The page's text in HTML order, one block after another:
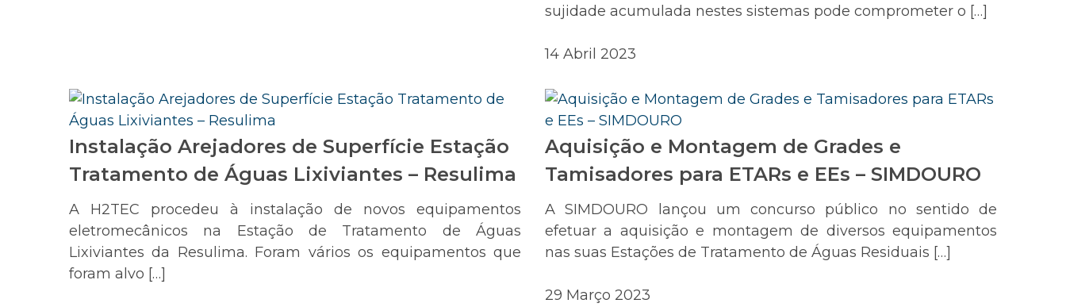
sujidade acumulada nestes sistemas pode comprometer o […]
14 Abril 2023
Instalação Arejadores de Superfície Estação
Tratamento de Águas Lixiviantes – Resulima
A H2TEC procedeu à instalação de novos equipamentos
eletromecânicos na Estação de Tratamento de Águas
Lixiviantes da Resulima. Foram vários os equipamentos que
foram alvo […]
Aquisição e Montagem de Grades e
Tamisadores para ETARs e EEs – SIMDOURO
A SIMDOURO lançou um concurso público no sentido de
efetuar a aquisição e montagem de diversos equipamentos
nas suas Estações de Tratamento de Águas Residuais […]
29 Março 2023